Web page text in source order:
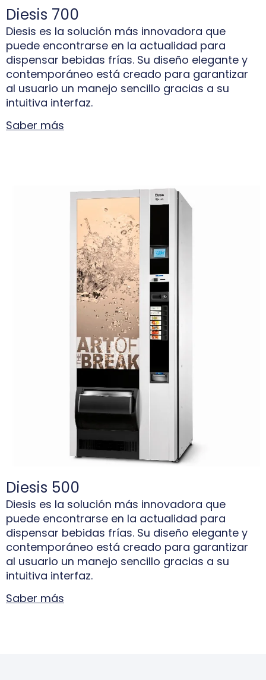
Diesis 700
Diesis es la solución más innovadora que
puede encontrarse en la actualidad para
dispensar bebidas frías. Su diseño elegante y
contemporáneo está creado para garantizar
al usuario un manejo sencillo gracias a su
intuitiva interfaz.
Saber más
Diesis 500
Diesis es la solución más innovadora que
puede encontrarse en la actualidad para
dispensar bebidas frías. Su diseño elegante y
contemporáneo está creado para garantizar
al usuario un manejo sencillo gracias a su
intuitiva interfaz.
Saber más